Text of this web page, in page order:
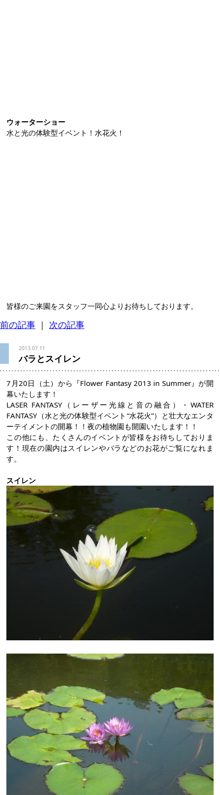
ウォーターショー
水と光の体験型イベント！水花火！
皆様のご来園をスタッフ一同心よりお待ちしております。
前の記事 ｜ 次の記事
2013.07.11
バラとスイレン
7月20日（土）から『Flower Fantasy 2013 in Summer』が開
幕いたします！
LASER FANTASY（レーザー光線と音の融合）・WATER
FANTASY（水と光の体験型イベント“水花火”）と壮大なエンタ
ーテイメントの開幕！！夜の植物園も開園いたします！！
この他にも、たくさんのイベントが皆様をお待ちしておりま
す！現在の園内はスイレンやバラなどのお花がご覧になれま
す。
スイレン